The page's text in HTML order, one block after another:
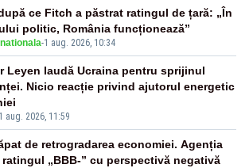
-1 aug. 2026, 10:34
ce Fitch a păstrat ratingul de țară: „În
politic, România funcționează”
1 aug. 2026, 11:59
Leyen laudă Ucraina pentru sprijinul
Nicio reacție privind ajutorul energetic
de retrogradarea economiei. Agenția
„BBB-” cu perspectivă negativă